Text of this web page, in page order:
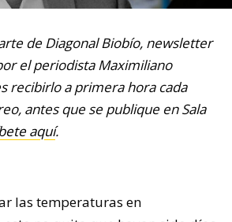
de Diagonal Biobío, newsletter
el periodista Maximiliano
recibirlo a primera hora cada
antes que se publique en Sala
aquí.
las temperaturas en